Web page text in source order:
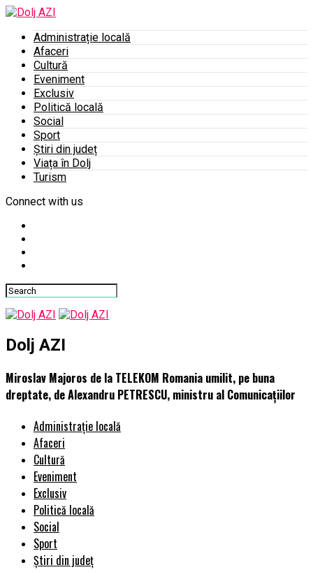
Administrație locală
Afaceri
Cultură
Eveniment
Exclusiv
Politică locală
Social
Sport
Știri din județ
Viața în Dolj
Turism
Connect with us
Dolj AZI
Miroslav Majoros de la TELEKOM Romania umilit, pe buna
dreptate, de Alexandru PETRESCU, ministru al Comunicațiilor
Administrație locală
Afaceri
Cultură
Eveniment
Exclusiv
Politică locală
Social
Sport
Știri din județ